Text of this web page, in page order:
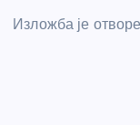
Изложба је